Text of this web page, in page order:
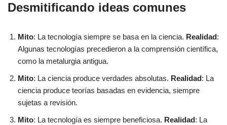
Desmitificando ideas comunes
Mito: La tecnología siempre se basa en la ciencia. Realidad:
Algunas tecnologías precedieron a la comprensión científica,
como la metalurgia antigua.
Mito: La ciencia produce verdades absolutas. Realidad: La
ciencia produce teorías basadas en evidencia, siempre
sujetas a revisión.
Mito: La tecnología es siempre beneficiosa. Realidad: La